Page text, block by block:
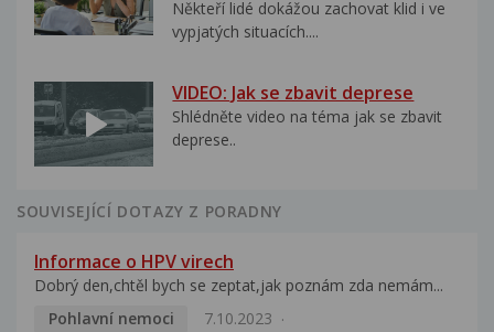
Někteří lidé dokážou zachovat klid i ve
vypjatých situacích....
VIDEO: Jak se zbavit deprese
Shlédněte video na téma jak se zbavit
deprese..
SOUVISEJÍCÍ DOTAZY Z PORADNY
Informace o HPV virech
Dobrý den,chtěl bych se zeptat,jak poznám zda nemám...
Pohlavní nemoci
7.10.2023